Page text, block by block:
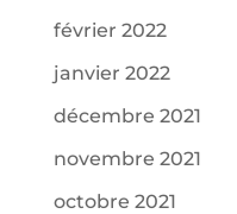
février 2022
janvier 2022
décembre 2021
novembre 2021
octobre 2021